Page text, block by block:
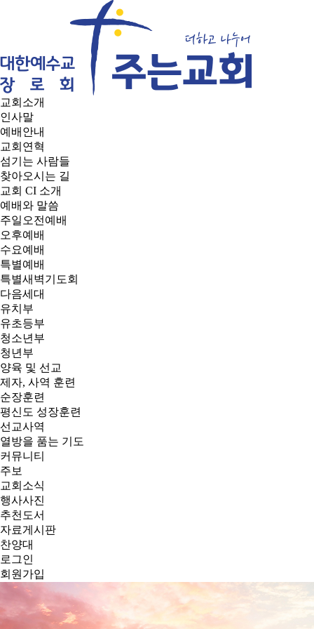
교회소개
인사말
예배안내
교회연혁
섬기는 사람들
찾아오시는 길
교회 CI 소개
예배와 말씀
주일오전예배
오후예배
수요예배
특별예배
특별새벽기도회
다음세대
유치부
유초등부
청소년부
청년부
양육 및 선교
제자, 사역 훈련
순장훈련
평신도 성장훈련
선교사역
열방을 품는 기도
커뮤니티
주보
교회소식
행사사진
추천도서
자료게시판
찬양대
로그인
회원가입